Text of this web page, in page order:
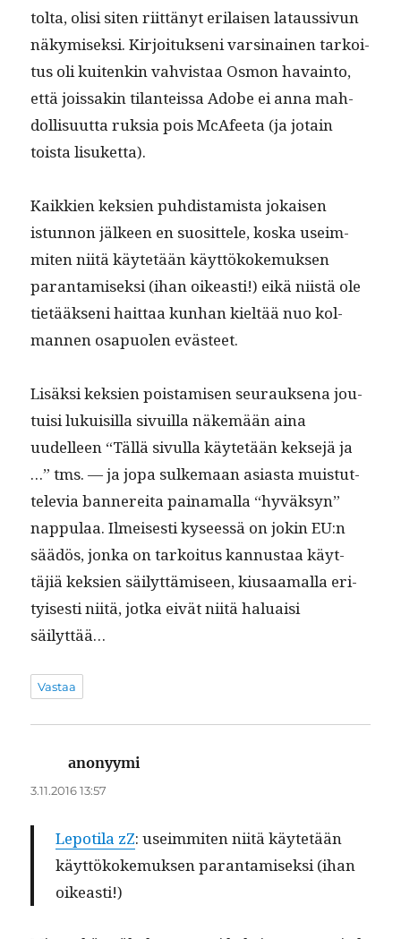
tol­ta, olisi siten riit­tänyt eri­laisen lataus­sivun
näkymisek­si. Kir­joituk­seni varsi­nainen tarkoi­
tus oli kuitenkin vahvis­taa Osmon havain­to,
että jois­sakin tilanteis­sa Adobe ei anna mah­
dol­lisu­ut­ta ruk­sia pois McAfee­ta (ja jotain
toista lisuketta).
Kaikkien kek­sien puhdis­tamista jokaisen
istun­non jäl­keen en suosit­tele, kos­ka useim­
miten niitä käytetään käyt­tökoke­muk­sen
paran­tamisek­si (ihan oikeasti!) eikä niistä ole
tietääk­seni hait­taa kun­han kieltää nuo kol­
man­nen osa­puolen evästeet.
Lisäk­si kek­sien pois­tamisen seu­rauk­se­na jou­
tu­isi lukuisil­la sivuil­la näkemään aina
uudelleen “Täl­lä sivul­la käytetään kek­se­jä ja
…” tms. — ja jopa sulke­maan asi­as­ta muis­tut­
tele­via ban­nere­i­ta paina­mal­la “hyväksyn”
nap­pu­laa. Ilmeis­es­ti kyseessä on jokin EU:n
säädös, jon­ka on tarkoi­tus kan­nus­taa käyt­
täjiä kek­sien säi­lyt­tämiseen, kiusaa­mal­la eri­
tyis­es­ti niitä, jot­ka eivät niitä halu­aisi
säilyttää…
Vastaa
anonyymi
3.11.2016 13:57
Lep­oti­la zZ: useim­miten niitä käytetään
käyt­tökoke­muk­sen paran­tamisek­si (ihan
oikeasti!)